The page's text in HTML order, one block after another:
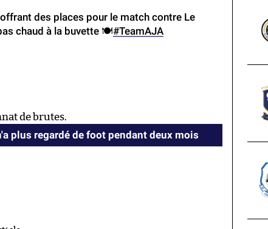
des places pour le match contre Le
chaud à la buvette 🍽️#TeamAJA
de brutes.
plus regardé de foot pendant deux mois